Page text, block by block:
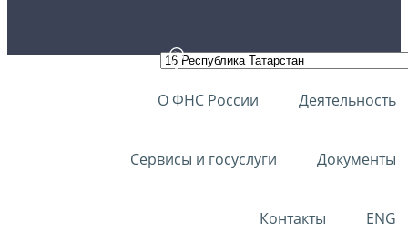
О ФНС России Деятельность
Сервисы и госуслуги Документы
Контакты ENG